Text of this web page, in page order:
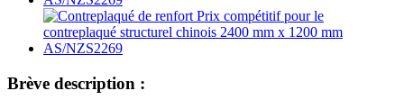
Brève description :